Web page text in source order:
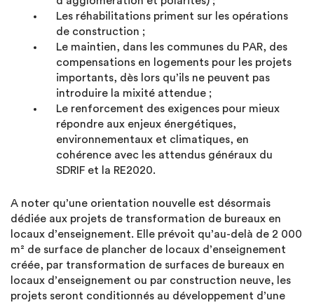
Les réhabilitations priment sur les opérations
de construction ;
Le maintien, dans les communes du PAR, des
compensations en logements pour les projets
importants, dès lors qu’ils ne peuvent pas
introduire la mixité attendue ;
Le renforcement des exigences pour mieux
répondre aux enjeux énergétiques,
environnementaux et climatiques, en
cohérence avec les attendus généraux du
SDRIF et la RE2020.
A noter qu’une orientation nouvelle est désormais
dédiée aux projets de transformation de bureaux en
locaux d’enseignement. Elle prévoit qu’au-delà de 2 000
m² de surface de plancher de locaux d’enseignement
créée, par transformation de surfaces de bureaux en
locaux d’enseignement ou par construction neuve, les
projets seront conditionnés au développement d’une